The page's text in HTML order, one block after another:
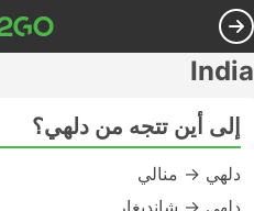
India
إلى أين تتجه من دلهي؟
دلهي → منالي
دلهي → شانديغار